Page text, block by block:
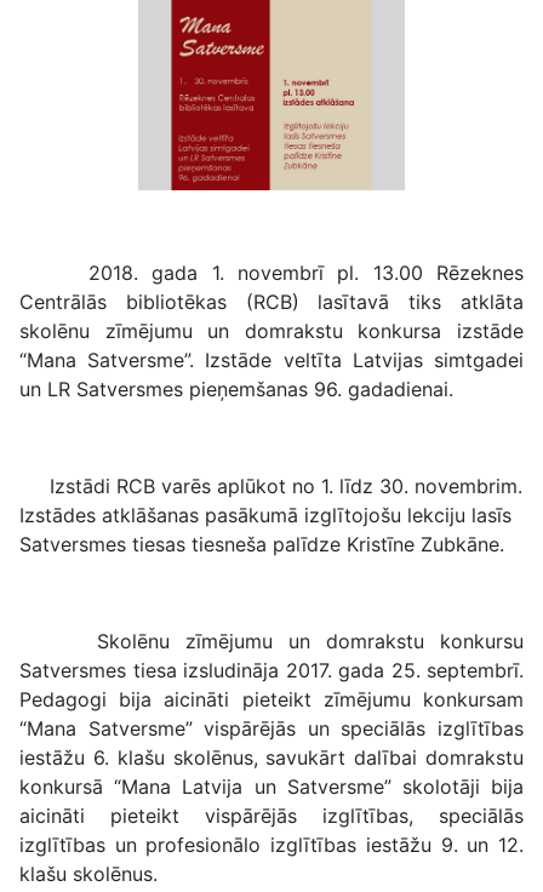
2018. gada 1. novembrī pl. 13.00 Rēzeknes
Centrālās bibliotēkas (RCB) lasītavā tiks atklāta
skolēnu zīmējumu un domrakstu konkursa izstāde
“Mana Satversme”. Izstāde veltīta Latvijas simtgadei
un LR Satversmes pieņemšanas 96. gadadienai.
Izstādi RCB varēs aplūkot no 1. līdz 30. novembrim.
Izstādes atklāšanas pasākumā izglītojošu lekciju lasīs
Satversmes tiesas tiesneša palīdze Kristīne Zubkāne.
Skolēnu zīmējumu un domrakstu konkursu
Satversmes tiesa izsludināja 2017. gada 25. septembrī.
Pedagogi bija aicināti pieteikt zīmējumu konkursam
“Mana Satversme” vispārējās un speciālās izglītības
iestāžu 6. klašu skolēnus, savukārt dalībai domrakstu
konkursā “Mana Latvija un Satversme” skolotāji bija
aicināti pieteikt vispārējās izglītības, speciālās
izglītības un profesionālo izglītības iestāžu 9. un 12.
klašu skolēnus.